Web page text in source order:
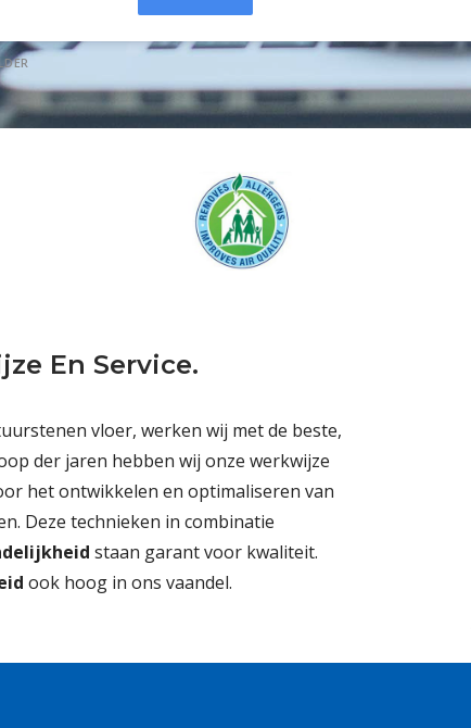
En Service.
vloer, werken wij met de beste,
der jaren hebben wij onze werkwijze
het ontwikkelen en optimaliseren van
Deze technieken in combinatie
staan garant voor kwaliteit.
ook hoog in ons vaandel.